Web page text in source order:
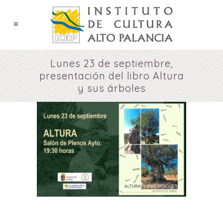
Lunes 23 de septiembre,
presentación del libro Altura
y sus árboles